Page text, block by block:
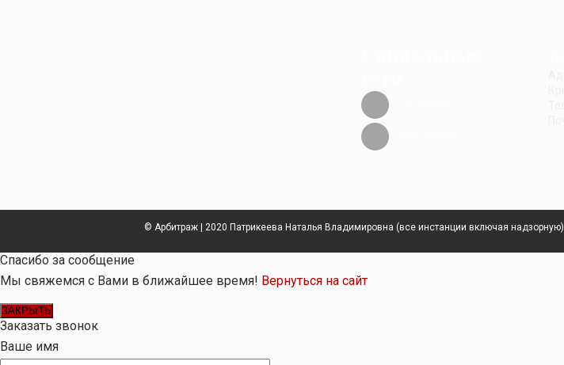
© Арбитраж | 2020 Патрикеева Наталья Владимировна (все инстанции включая надзорную)
Спасибо за сообщение
Мы свяжемся с Вами в ближайшее время! Вернуться на сайт
ЗАКРЫТЬ
Заказать звонок
Ваше имя